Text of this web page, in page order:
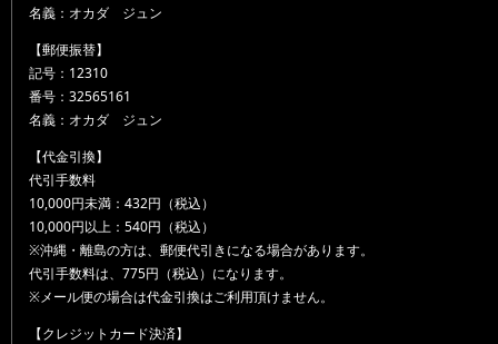
名義：オカダ ジュン
【郵便振替】
記号：12310
番号：32565161
名義：オカダ ジュン
【代金引換】
代引手数料
10,000円未満：432円（税込）
10,000円以上：540円（税込）
※沖縄・離島の方は、郵便代引きになる場合があります。
代引手数料は、775円（税込）になります。
※メール便の場合は代金引換はご利用頂けません。
【クレジットカード決済】